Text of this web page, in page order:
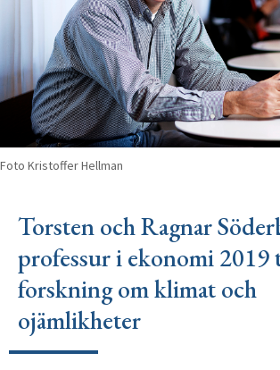
Foto Kristoffer Hellman
Torsten och Ragnar
professur i ekonomi 2019
forskning om klimat och
ojämlikheter